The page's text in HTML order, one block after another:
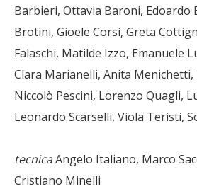
Barbieri, Ottavia Baroni, Edoardo
Brotini, Gioele Corsi, Greta
Falaschi, Matilde Izzo, Emanuele
Clara Marianelli, Anita Menichetti,
Niccolò Pescini, Lorenzo Quagli,
Leonardo Scarselli, Viola Teristi,
tecnicaAngelo Italiano, Marco
Cristiano Minelli